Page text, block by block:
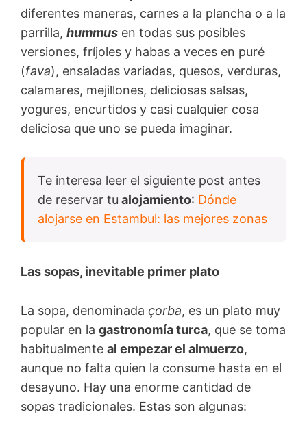
diferentes maneras, carnes a la plancha o a la
parrilla, hummus en todas sus posibles
versiones, fríjoles y habas a veces en puré
(fava), ensaladas variadas, quesos, verduras,
calamares, mejillones, deliciosas salsas,
yogures, encurtidos y casi cualquier cosa
deliciosa que uno se pueda imaginar.
Te interesa leer el siguiente post antes
de reservar tu alojamiento: Dónde
alojarse en Estambul: las mejores zonas
Las sopas, inevitable primer plato
La sopa, denominada çorba, es un plato muy
popular en la gastronomía turca, que se toma
habitualmente al empezar el almuerzo,
aunque no falta quien la consume hasta en el
desayuno. Hay una enorme cantidad de
sopas tradicionales. Estas son algunas: